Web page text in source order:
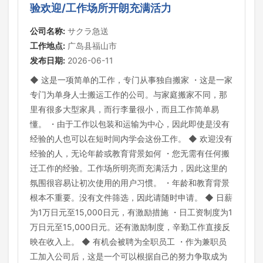
验欢迎/工作场所开朗充满活力
公司名称: サクラ急送
工作地点: 广岛县福山市
发布日期: 2026-06-11
◆ 这是一项简单的工作，专门从事独自搬家 ・这是一家
专门为单身人士搬运工作的公司。与家庭搬家不同，那
里有很多大型家具，而行李量很小，而且工作简单易
懂。 ・由于工作以包装和运输为中心，因此即使是没有
经验的人也可以在短时间内学会这份工作。 ◆ 欢迎没有
经验的人，无论年龄或教育背景如何 ・您无需有任何搬
迁工作的经验。工作场所明亮而充满活力，因此这里的
氛围很容易让初次使用的用户习惯。 ・年龄和教育背景
根本不重要。没有文件筛选，因此请随时申请。 ◆ 日薪
为1万日元至15,000日元，有激励措施 ・日工资制度为1
万日元至15,000日元。还有激励制度，辛勤工作直接反
映在收入上。 ◆ 有机会被聘为全职员工 ・作为兼职员
工加入公司后，这是一个可以根据自己的努力争取成为